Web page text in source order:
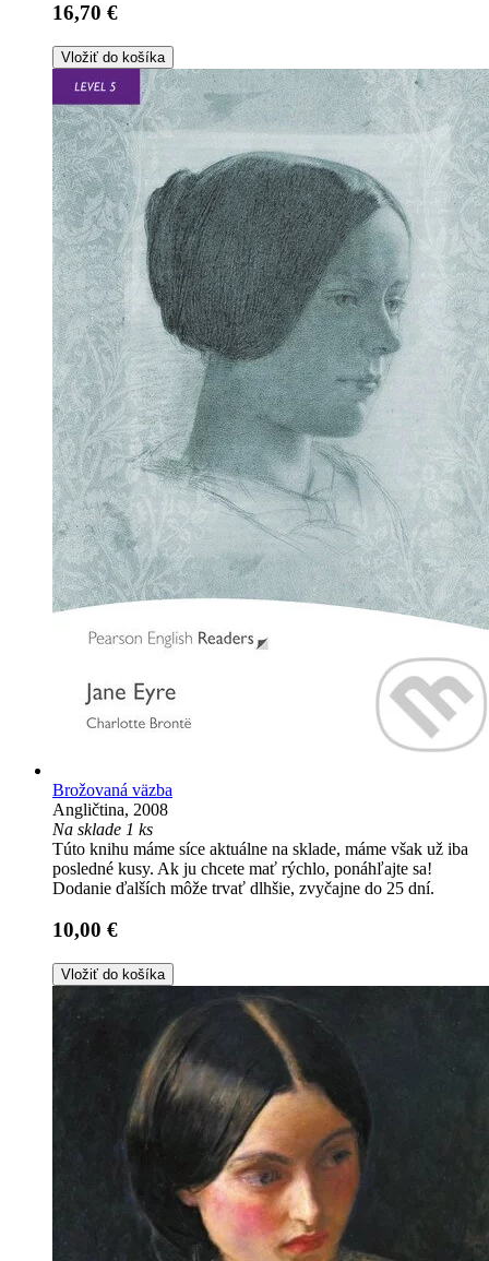
16,70 €
Vložiť do košíka
Brožovaná väzba
Angličtina, 2008
Na sklade 1 ks
Túto knihu máme síce aktuálne na sklade, máme však už iba
posledné kusy. Ak ju chcete mať rýchlo, ponáhľajte sa!
Dodanie ďalších môže trvať dlhšie, zvyčajne do 25 dní.
10,00 €
Vložiť do košíka